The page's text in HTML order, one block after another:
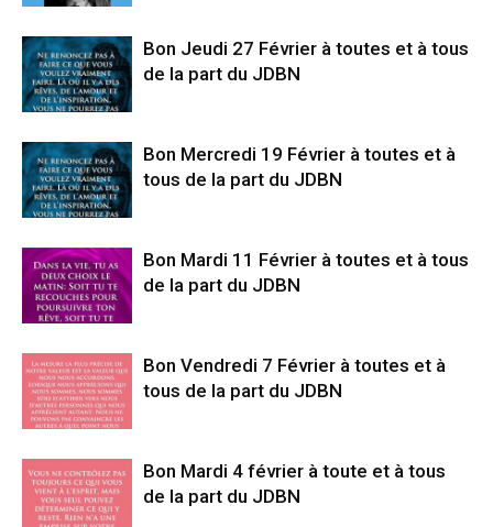
Bon Jeudi 27 Février à toutes et à tous
de la part du JDBN
Bon Mercredi 19 Février à toutes et à
tous de la part du JDBN
Bon Mardi 11 Février à toutes et à tous
de la part du JDBN
Bon Vendredi 7 Février à toutes et à
tous de la part du JDBN
Bon Mardi 4 février à toute et à tous
de la part du JDBN